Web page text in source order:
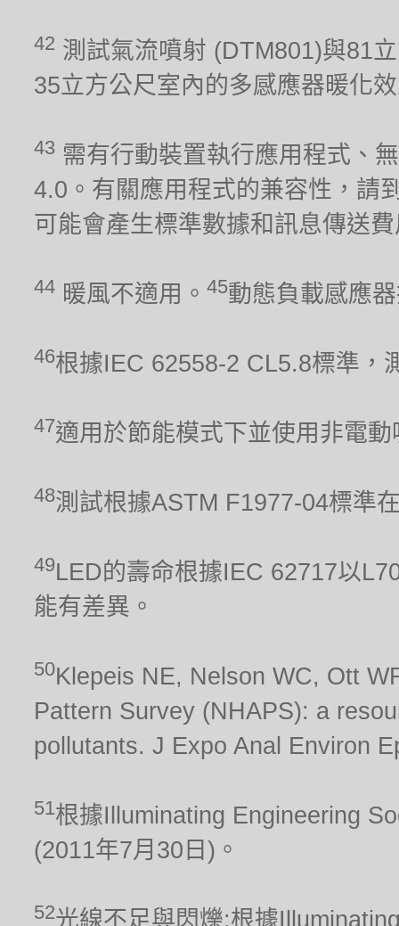
42 測試氣流噴射 (DTM801)與81
35立方公尺室內的多感應器暖化
43 需有行動裝置執行應用程式、
4.0。有關應用程式的兼容性，請
可能會產生標準數據和訊息傳送
44 暖風不適用。 45動態負載感應
46根據IEC 62558-2 CL5.8標準，
47適用於節能模式下並使用非電動
48測試根據ASTM F1977-04標準
49LED的壽命根據IEC 62717以
能有差異。
50Klepeis NE, Nelson WC, Ott
Pattern Survey (NHAPS): a
pollutants. J Expo Anal Environ
51根據Illuminating Engineering
(2011年7月30日)。
52光線不足與閃爍:根據